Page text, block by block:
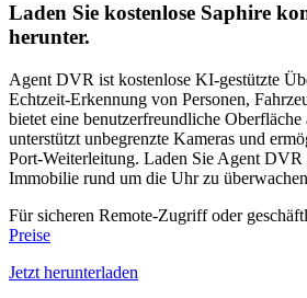
Laden Sie kostenlose Saphire
herunter.
Agent DVR ist kostenlose KI-gestützte
Echtzeit-Erkennung von Personen,
bietet eine benutzerfreundliche Oberfläche
unterstützt unbegrenzte Kameras und
Port-Weiterleitung. Laden Sie Agent DVR
Immobilie rund um die Uhr zu
Für sicheren Remote-Zugriff oder
Preise
Jetzt herunterladen